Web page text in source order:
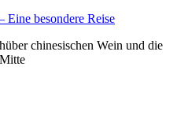
chinesischen Wein und die